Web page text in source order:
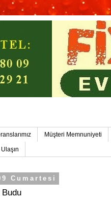
Müşteri Memnuniyeti
Cumartesi